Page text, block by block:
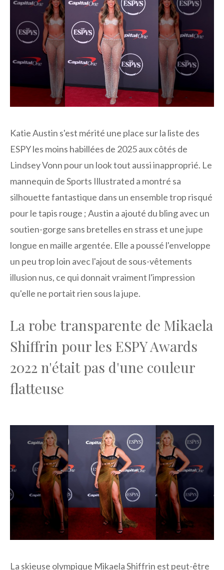
Katie Austin s'est mérité une place sur la liste des
ESPY les moins habillées de 2025 aux côtés de
Lindsey Vonn pour un look tout aussi inapproprié. Le
mannequin de Sports Illustrated a montré sa
silhouette fantastique dans un ensemble trop risqué
pour le tapis rouge ; Austin a ajouté du bling avec un
soutien-gorge sans bretelles en strass et une jupe
longue en maille argentée. Elle a poussé l'enveloppe
un peu trop loin avec l'ajout de sous-vêtements
illusion nus, ce qui donnait vraiment l'impression
qu'elle ne portait rien sous la jupe.
La robe transparente de Mikaela
Shiffrin pour les ESPY Awards
2022 n'était pas d'une couleur
flatteuse
La skieuse olympique Mikaela Shiffrin est peut-être